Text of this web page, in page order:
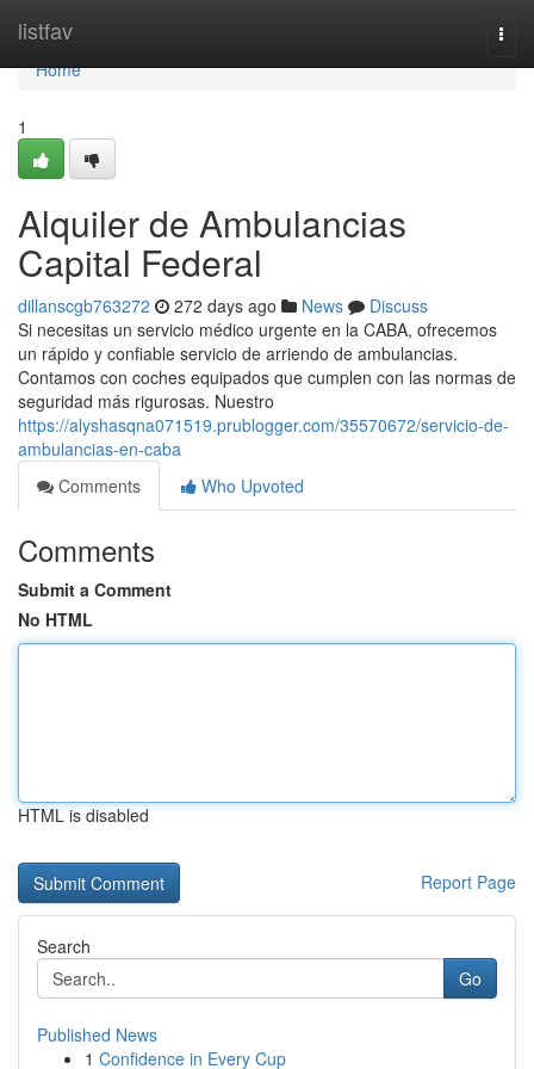
listfav
Home
Home
1
Alquiler de Ambulancias
Capital Federal
dillanscgb763272 272 days ago News
Discuss
Si necesitas un servicio médico urgente en la CABA, ofrecemos
un rápido y confiable servicio de arriendo de ambulancias.
Contamos con coches equipados que cumplen con las normas de
seguridad más rigurosas. Nuestro
https://alyshasqna071519.prublogger.com/35570672/servicio-de-
ambulancias-en-caba
Comments
Who Upvoted
Comments
Submit a Comment
No HTML
HTML is disabled
Report Page
Search
Go
Published News
1 Confidence in Every Cup